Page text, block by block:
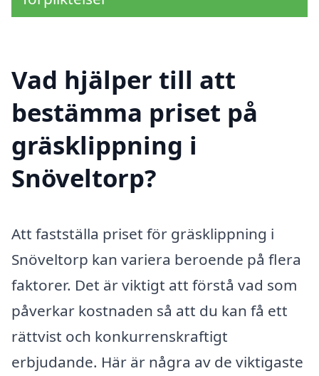
Vad hjälper till att
bestämma priset på
gräsklippning i
Snöveltorp?
Att fastställa priset för gräsklippning i
Snöveltorp kan variera beroende på flera
faktorer. Det är viktigt att förstå vad som
påverkar kostnaden så att du kan få ett
rättvist och konkurrenskraftigt
erbjudande. Här är några av de viktigaste